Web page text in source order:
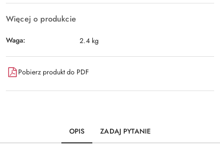
Więcej o produkcie
Waga: 2.4 kg
Pobierz produkt do PDF
OPIS ZADAJ PYTANIE